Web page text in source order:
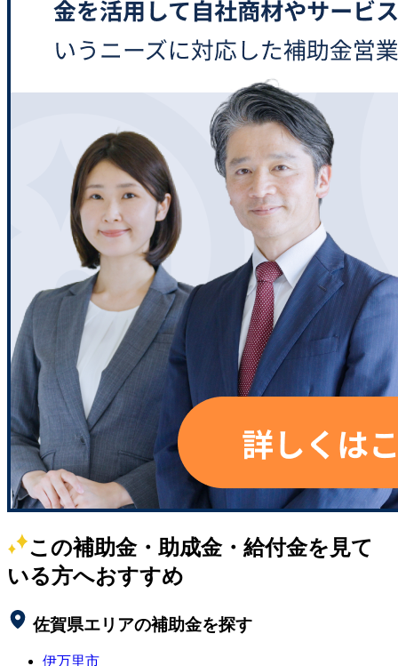
この補助金・助成金・給付金を見て
いる方へおすすめ
佐賀県エリアの補助金を探す
伊万里市